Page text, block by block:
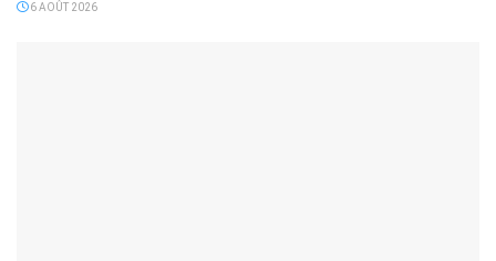
6 AOÛT 2026